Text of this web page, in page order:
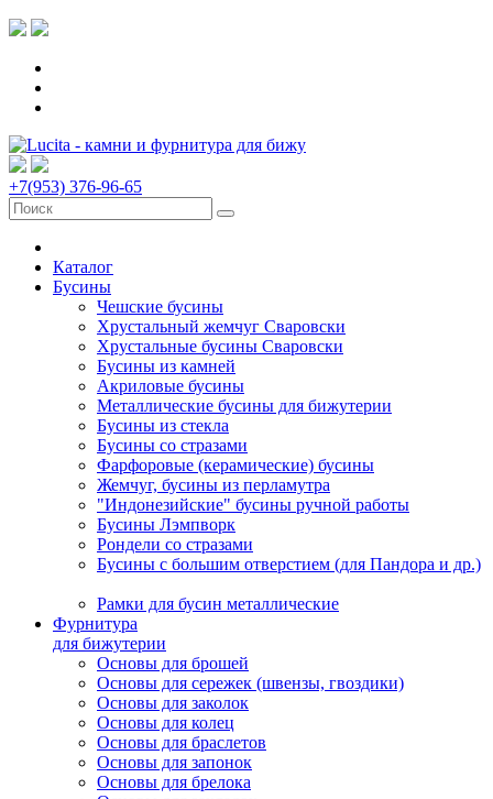
+7(953) 376-96-65
Каталог
Бусины
Чешские бусины
Хрустальный жемчуг Сваровски
Хрустальные бусины Сваровски
Бусины из камней
Акриловые бусины
Металлические бусины для бижутерии
Бусины из стекла
Бусины со стразами
Фарфоровые (керамические) бусины
Жемчуг, бусины из перламутра
"Индонезийские" бусины ручной работы
Бусины Лэмпворк
Рондели со стразами
Бусины с большим отверстием (для Пандора и др.)
Рамки для бусин металлические
Фурнитура
для бижутерии
Основы для брошей
Основы для сережек (швензы, гвоздики)
Основы для заколок
Основы для колец
Основы для браслетов
Основы для запонок
Основы для брелока